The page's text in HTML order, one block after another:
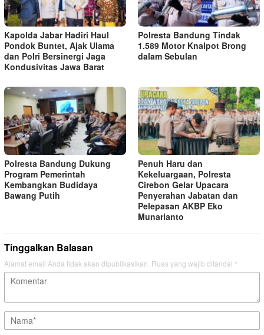
Kapolda Jabar Hadiri Haul
Pondok Buntet, Ajak Ulama
dan Polri Bersinergi Jaga
Kondusivitas Jawa Barat
Polresta Bandung Tindak
1.589 Motor Knalpot Brong
dalam Sebulan
Polresta Bandung Dukung
Program Pemerintah
Kembangkan Budidaya
Bawang Putih
Penuh Haru dan
Kekeluargaan, Polresta
Cirebon Gelar Upacara
Penyerahan Jabatan dan
Pelepasan AKBP Eko
Munarianto
Tinggalkan Balasan
Alamat email Anda tidak akan dipublikasikan. Ruas yang wajib ditandai *